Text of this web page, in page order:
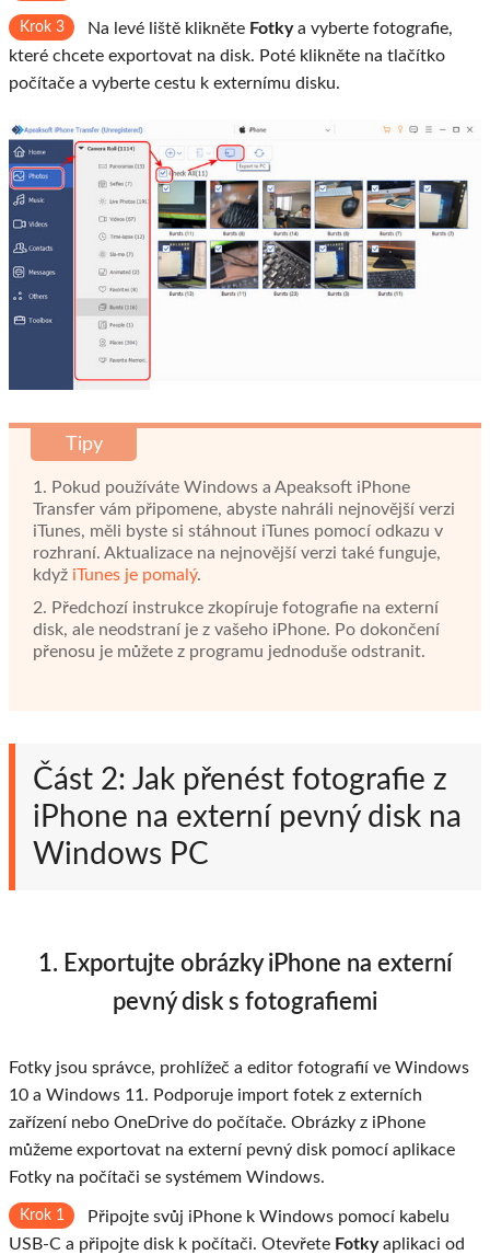
Krok 3 Na levé liště klikněte Fotkya vyberte fotografie,
které chcete exportovat na disk. Poté klikněte na tlačítko
počítače a vyberte cestu k externímu disku.
Tipy
1. Pokud používáte Windows a Apeaksoft iPhone
Transfer vám připomene, abyste nahráli nejnovější verzi
iTunes, měli byste si stáhnout iTunes pomocí odkazu v
rozhraní. Aktualizace na nejnovější verzi také funguje,
když iTunes je pomalý.
2. Předchozí instrukce zkopíruje fotografie na externí
disk, ale neodstraní je z vašeho iPhone. Po dokončení
přenosu je můžete z programu jednoduše odstranit.
Část 2: Jak přenést fotografie z
iPhone na externí pevný disk na
Windows PC
1. Exportujte obrázky iPhone na externí
pevný disk s fotografiemi
Fotky jsou správce, prohlížeč a editor fotografií ve Windows
10 a Windows 11. Podporuje import fotek z externích
zařízení nebo OneDrive do počítače. Obrázky z iPhone
můžeme exportovat na externí pevný disk pomocí aplikace
Fotky na počítači se systémem Windows.
Krok 1
Připojte svůj iPhone k Windows pomocí kabelu
USB-C a připojte disk k počítači. Otevřete Fotkyaplikaci od